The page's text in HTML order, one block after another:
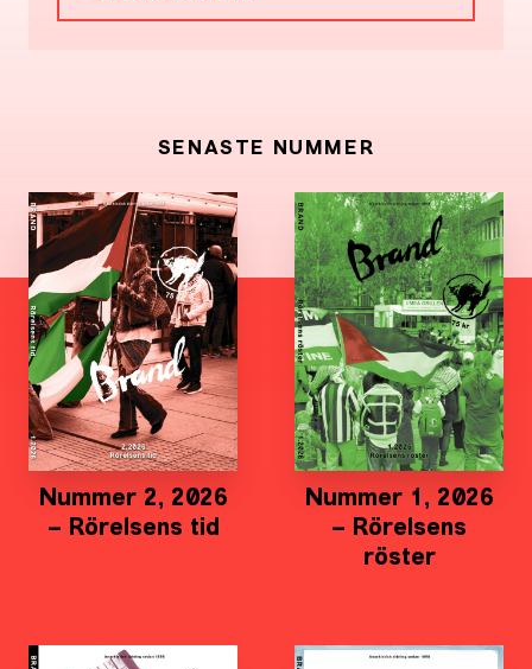
SENASTE NUMMER
Nummer 2, 2026
– Rörelsens tid
Nummer 1, 2026
– Rörelsens
röster